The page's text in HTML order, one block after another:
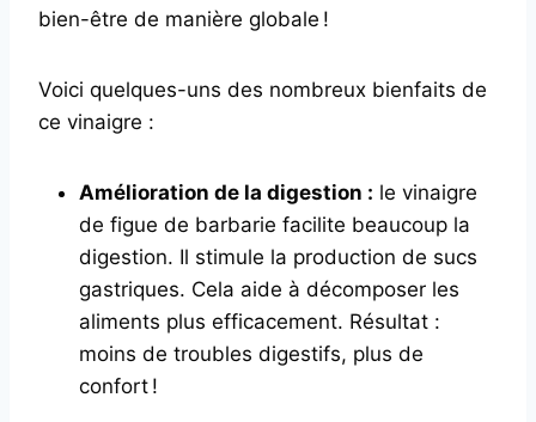
bien-être de manière globale !
Voici quelques-uns des nombreux bienfaits de
ce vinaigre :
Amélioration de la digestion : le vinaigre
de figue de barbarie facilite beaucoup la
digestion. Il stimule la production de sucs
gastriques. Cela aide à décomposer les
aliments plus efficacement. Résultat :
moins de troubles digestifs, plus de
confort !